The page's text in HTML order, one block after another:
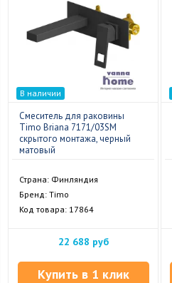
В наличии
Смеситель для раковины
Timo Briana 7171/03SM
скрытого монтажа, черный
матовый
Страна: Финляндия
Бренд: Timo
Код товара: 17864
22 688 руб
Купить в 1 клик